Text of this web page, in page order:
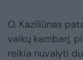
O. Kaziliūnas
vaikų kambarį,
reikia nuvalyti